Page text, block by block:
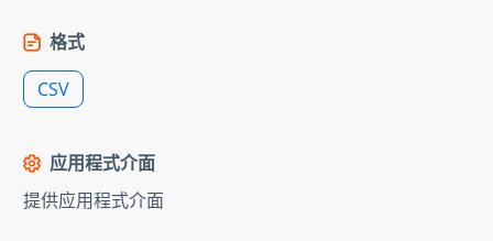
格式
CSV
应用程式介面
提供应用程式介面